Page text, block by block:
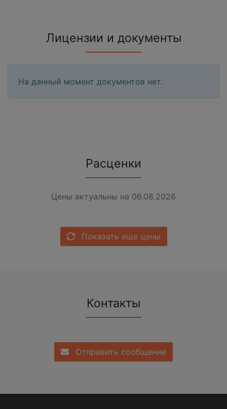
Лицензии и документы
На данный момент документов нет.
Расценки
Цены актуальны на 06.08.2026
Показать еще цены
Контакты
Отправить сообщение